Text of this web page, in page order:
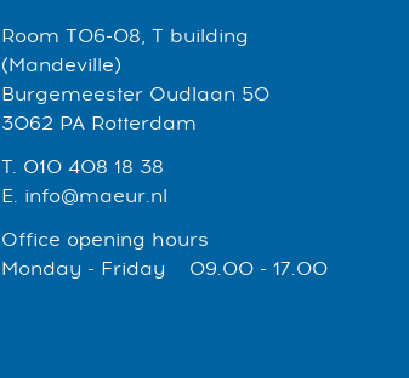
Room T06-08, T building
(Mandeville)
Burgemeester Oudlaan 50
3062 PA Rotterdam
T. 010 408 18 38
E. info@maeur.nl
Office opening hours
Monday - Friday 09.00 - 17.00